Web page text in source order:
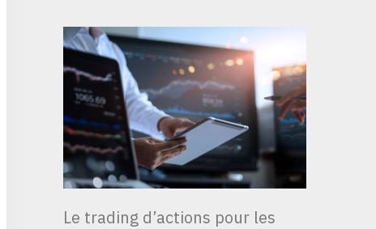
Le trading d’actions pour les